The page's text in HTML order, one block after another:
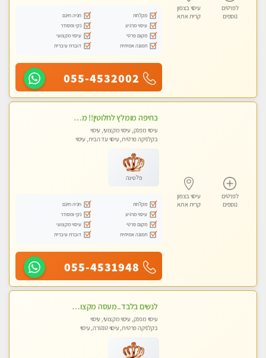
לפרטים
נוספים
עיסוי בצפון
קרית אתא
מקלחת
חניה חינם
עיסוי מרגיע
נקי ומסודר
מקום פרטי
עיסוי מקצועי
תמונה אמיתית
דוברת עיברית
055-4532002
לפרטים
נוספים
עיסוי בצפון
קרית אתא
בחיפה מומלץ לחלוטין!! מעסה יפה איכותית מקצועית ומפנקת מאוד פרטי מומלץ בחום.עיסוי מפנק מאוווד.
עיסוי מפנק, עיסוי מקצועי, עיסוי
בקלניקה פרטית, עיסוי עד הבית, עיסוי
פלטינה
מקלחת
חניה חינם
עיסוי מרגיע
נקי ומסודר
מקום פרטי
עיסוי מקצועי
תמונה אמיתית
דוברת עיברית
055-4531948
לנשים בלבד..מעסה מקצועי לנשים בלבד
עיסוי מפנק, עיסוי מקצועי, עיסוי
בקלניקה פרטית, עיסוי טנטרה, עיסוי